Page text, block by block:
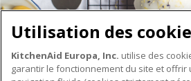
Utilisation des
KitchenAid Europa, Inc. utilise des
garantir le fonctionnement du site et offrir